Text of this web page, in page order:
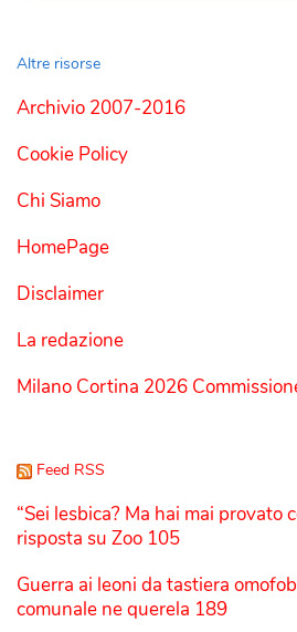
Altre risorse
Archivio 2007-2016
Cookie Policy
Chi Siamo
HomePage
Disclaimer
La redazione
Milano Cortina 2026
Feed RSS
“Sei lesbica? Ma hai mai provato
risposta su Zoo 105
Guerra ai leoni da tastiera
comunale ne querela 189